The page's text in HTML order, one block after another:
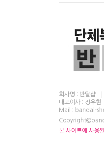
회사명 : 반달샵
대표이사 : 정우현
Mail : bandal-
본 사이트에 사용